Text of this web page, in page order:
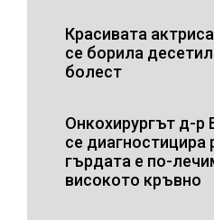
Красивата
се борила
болест
Онкохирургът д-р
се диагностицира
гърдата е по-
високото кръвно